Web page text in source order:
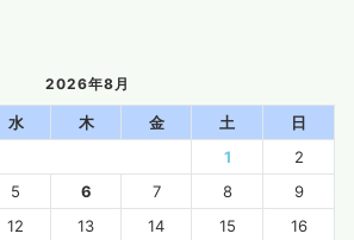
2026年8月
水 木 金 土
日
1
2
5 6 7 8
9
12 13 14 15
16